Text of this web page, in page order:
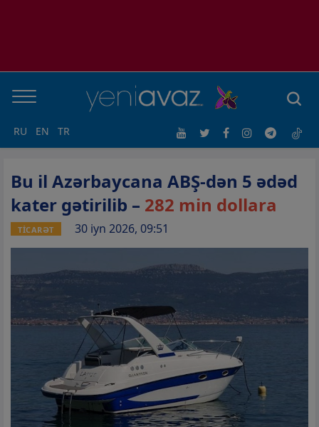
RU EN TR
Bu il Azərbaycana ABŞ-dən 5 ədəd
kater gətirilib – 282 min dollara
TİCARƏT 30 iyn 2026, 09:51